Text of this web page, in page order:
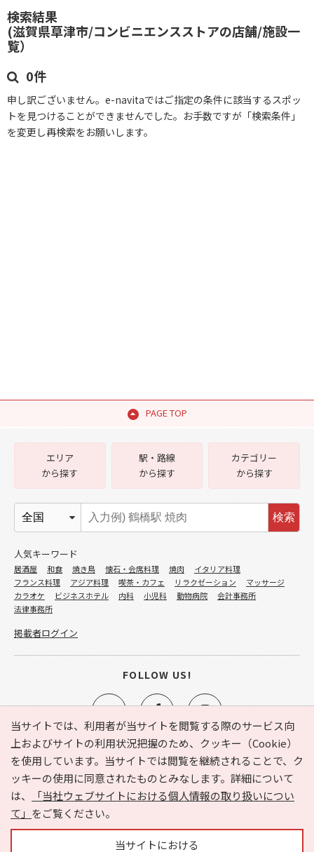
検索結果
(滋賀県草津市/コンビニエンスストアの店舗/施設一
覧）
0件
申し訳ございません。e-navitaではご指定の条件に該当するスポッ
トを見つけることができませんでした。お手数ですが「検索条件」
を変更し再検索をお願いします。
PAGE TOP
当サイトでは、利用者が当サイトを閲覧する際のサービス向
上およびサイトの利用状況把握のため、クッキー（Cookie）
を使用しています。当サイトでは閲覧を継続されることで、ク
ッキーの使用に同意されたものとみなします。詳細について
は、
「当社ウェブサイトにおける個人情報の取り扱いについ
て」 をご覧ください。
当サイトにおける
e-NAVITA（イーナビタ）とは？ お気に入り
ヘルプ
利用規約
個人情報の取り扱いについて
運営会社
サイトマップ
広告掲載に関するお問い合わせ
エリア
から探す
駅・路線
から探す
カテゴリー
から探す
検索
人気キーワード
居酒屋 和食 焼き鳥 懐石・会席料理 焼肉
イタリア料理
フランス料理
アジア料理 喫茶・カフェ リラクゼーション
マッサージ
カラオケ
ビジネスホテル 内科 小児科 動物病院
会計事務所
法律事務所
掲載者ログイン
FOLLOW US!